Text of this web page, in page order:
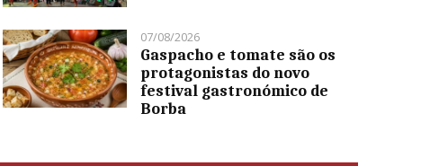
07/08/2026
Gaspacho e tomate são os
protagonistas do novo
festival gastronómico de
Borba